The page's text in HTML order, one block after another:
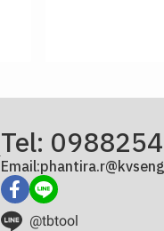
Tel:
@tbtool